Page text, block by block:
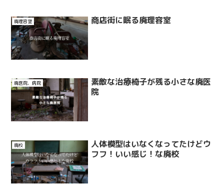
廃理容室 商店街に眠る廃理容室
廃医院、病院
素敵な治療椅子が残る小さな廃医
院
廃校
人体模型はいなくなってたけどウ
フフ！いい感じ！な廃校